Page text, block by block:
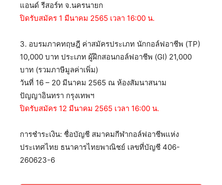
แอนด์ รีสอร์ท จ.นครนายก
ปิดรับสมัคร 1 มีนาคม 2565 เวลา 16:00 น.
3. อบรมภาคทฤษฎี ค่าสมัครประเภท นักกอล์ฟอาชีพ (TP)
10,000 บาท ประเภท ผู้ฝึกสอนกอล์ฟอาชีพ (GI) 21,000
บาท (รวมภาษีมูลค่าเพิ่ม)
วันที่ 16 – 20 มีนาคม 2565 ณ ห้องสัมนาสนาม
ปัญญาอินทรา กรุงเทพฯ
ปิดรับสมัคร 12 มีนาคม 2565 เวลา 16:00 น.
การชำระเงิน: ชื่อบัญชี สมาคมกีฬากอล์ฟอาชีพแห่ง
ประเทศไทย ธนาคารไทยพาณิชย์ เลขที่บัญชี 406-
260623-6